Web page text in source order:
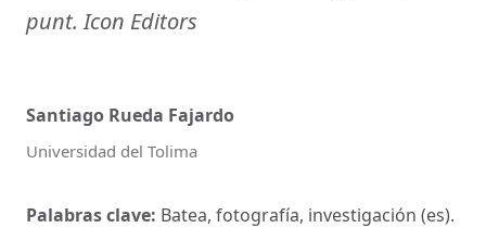
punt. Icon Editors
Santiago Rueda Fajardo
Universidad del Tolima
Palabras clave: Batea, fotografía, investigación (es).